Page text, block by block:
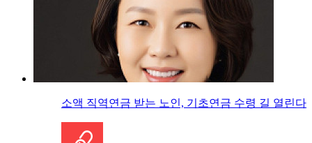
소액 직역연금 받는 노인, 기초연금 수령 길 열린다